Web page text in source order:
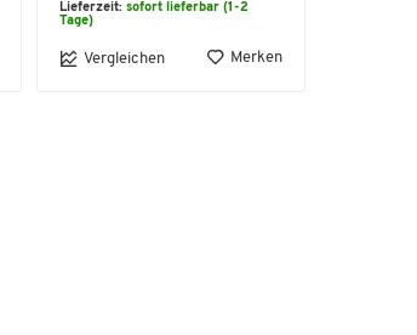
Lieferzeit: sofort lieferbar (1-2
Tage)
Vergleichen Merken